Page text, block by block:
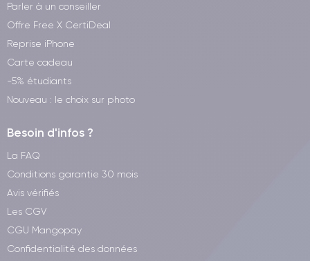
Parler à un conseiller
Offre Free X CertiDeal
Reprise iPhone
Carte cadeau
-5% étudiants
Nouveau : le choix sur photo
Besoin d'infos ?
La FAQ
Conditions garantie 30 mois
Avis vérifiés
Les CGV
CGU Mangopay
Confidentialité des données